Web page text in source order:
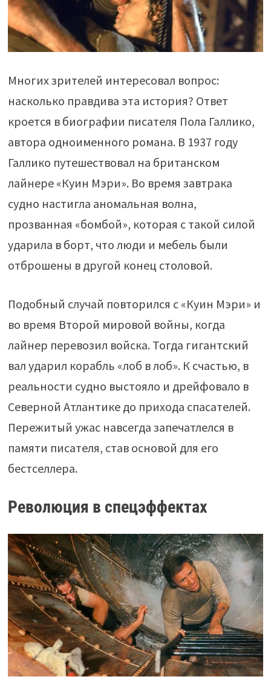
Многих зрителей интересовал вопрос:
насколько правдива эта история? Ответ
кроется в биографии писателя Пола Галлико,
автора одноименного романа. В 1937 году
Галлико путешествовал на британском
лайнере «Куин Мэри». Во время завтрака
судно настигла аномальная волна,
прозванная «бомбой», которая с такой силой
ударила в борт, что люди и мебель были
отброшены в другой конец столовой.
Подобный случай повторился с «Куин Мэри» и
во время Второй мировой войны, когда
лайнер перевозил войска. Тогда гигантский
вал ударил корабль «лоб в лоб». К счастью, в
реальности судно выстояло и дрейфовало в
Северной Атлантике до прихода спасателей.
Пережитый ужас навсегда запечатлелся в
памяти писателя, став основой для его
бестселлера.
Революция в спецэффектах